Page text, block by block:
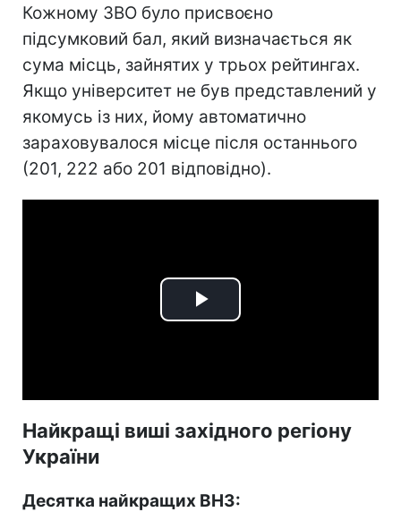
Кожному ЗВО було присвоєно
підсумковий бал, який визначається як
сума місць, зайнятих у трьох рейтингах.
Якщо університет не був представлений у
якомусь із них, йому автоматично
зараховувалося місце після останнього
(201, 222 або 201 відповідно).
Play
Найкращі виші західного регіону
України
Десятка найкращих ВНЗ: